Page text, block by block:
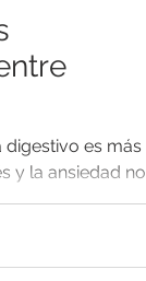
digestivo es más
y la ansiedad no